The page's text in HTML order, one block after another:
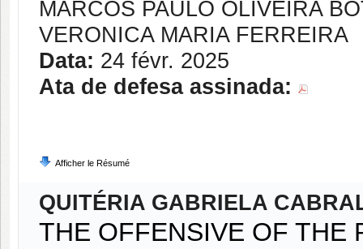
MARCOS PAULO OLIVEIRA
VERONICA MARIA FERREIRA
Data: 24 févr. 2025
Ata de defesa assinada:
Afficher le Résumé
QUITÉRIA GABRIELA
THE OFFENSIVE OF THE